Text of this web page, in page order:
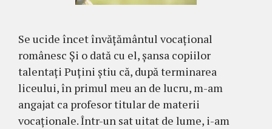
Se ucide încet învățământul vocațional
românesc Și o dată cu el, șansa copiilor
talentați Puțini știu că, după terminarea
liceului, în primul meu an de lucru, m-am
angajat ca profesor titular de materii
vocaționale. Într-un sat uitat de lume, i-am